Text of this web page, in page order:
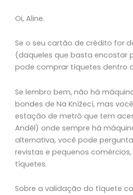
Oi, Aline.
Se o seu cartão de crédito for
(daqueles que basta encostar
pode comprar tíquetes dentro
Se lembro bem, não há
bondes de Na Knížecí, mas
estação de metrô que tem
Anděl) onde sempre há
alternativa, você pode
revistas e pequenos
tíquetes.
Sobre a validação do tíquete